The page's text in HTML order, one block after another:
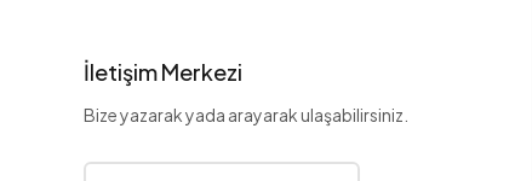
İletişim Merkezi
Bize yazarak yada arayarak ulaşabilirsiniz.